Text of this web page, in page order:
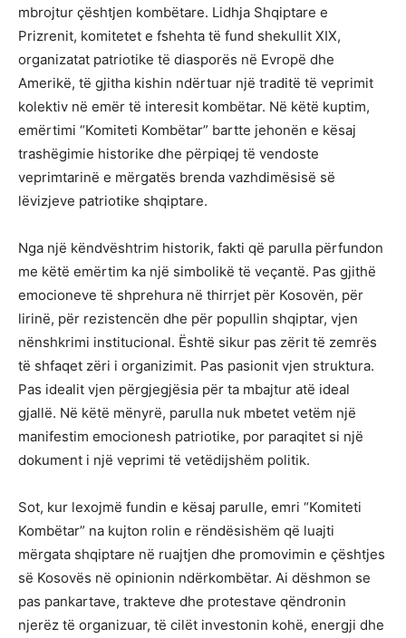
mbrojtur çështjen kombëtare. Lidhja Shqiptare e
Prizrenit, komitetet e fshehta të fund shekullit XIX,
organizatat patriotike të diasporës në Evropë dhe
Amerikë, të gjitha kishin ndërtuar një traditë të veprimit
kolektiv në emër të interesit kombëtar. Në këtë kuptim,
emërtimi “Komiteti Kombëtar” bartte jehonën e kësaj
trashëgimie historike dhe përpiqej të vendoste
veprimtarinë e mërgatës brenda vazhdimësisë së
lëvizjeve patriotike shqiptare.
Nga një këndvështrim historik, fakti që parulla përfundon
me këtë emërtim ka një simbolikë të veçantë. Pas gjithë
emocioneve të shprehura në thirrjet për Kosovën, për
lirinë, për rezistencën dhe për popullin shqiptar, vjen
nënshkrimi institucional. Është sikur pas zërit të zemrës
të shfaqet zëri i organizimit. Pas pasionit vjen struktura.
Pas idealit vjen përgjegjësia për ta mbajtur atë ideal
gjallë. Në këtë mënyrë, parulla nuk mbetet vetëm një
manifestim emocionesh patriotike, por paraqitet si një
dokument i një veprimi të vetëdijshëm politik.
Sot, kur lexojmë fundin e kësaj parulle, emri “Komiteti
Kombëtar” na kujton rolin e rëndësishëm që luajti
mërgata shqiptare në ruajtjen dhe promovimin e çështjes
së Kosovës në opinionin ndërkombëtar. Ai dëshmon se
pas pankartave, trakteve dhe protestave qëndronin
njerëz të organizuar, të cilët investonin kohë, energji dhe